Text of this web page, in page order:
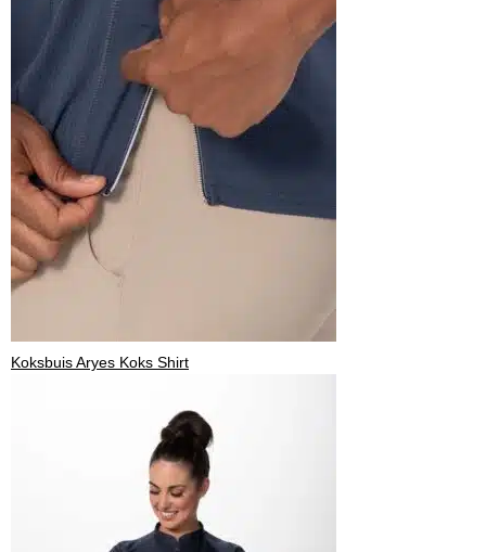
Koksbuis Aryes Koks Shirt